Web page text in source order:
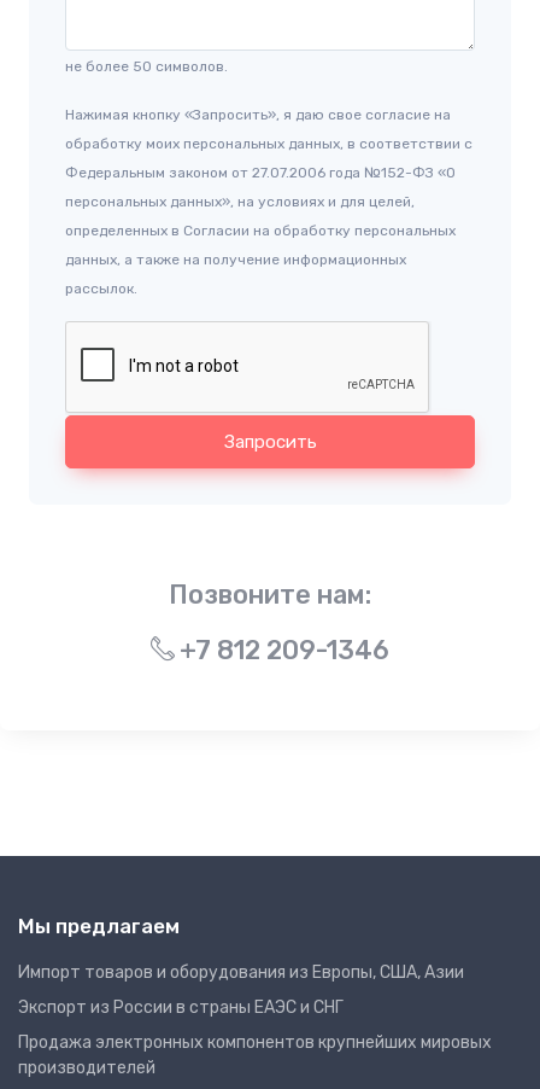
не более 50 символов.
Нажимая кнопку «Запросить», я даю свое согласие на
обработку моих персональных данных, в соответствии с
Федеральным законом от 27.07.2006 года №152-ФЗ «О
персональных данных», на условиях и для целей,
определенных в Согласии на обработку персональных
данных, а также на получение информационных
рассылок.
Запросить
Позвоните нам:
+7 812 209-1346
Мы предлагаем
Импорт товаров и оборудования из Европы, США, Азии
Экспорт из России в страны ЕАЭС и СНГ
Продажа электронных компонентов крупнейших мировых
производителей